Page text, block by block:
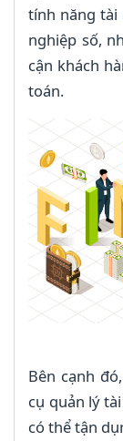
tính năng tài
nghiệp số,
cận khách
toán.
Bên cạnh
cụ quản lý
có thể tận